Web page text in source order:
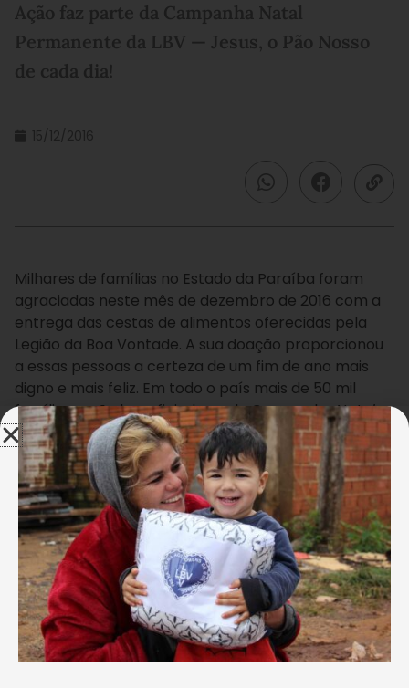
Ação faz parte da Campanha Natal
Permanente da LBV — Jesus, o Pão Nosso
de cada dia!
15/12/2016
Milhares de famílias no Estado da Paraíba foram
agraciadas neste mês de dezembro de 2016 com a
entrega das cestas de alimentos oferecidas pela
Legião da Boa Vontade. A sua doação proporcionou
a essas pessoas a certeza de um fim de ano mais
digno e mais feliz. Em todo o país mais de 50 mil
famílias serão beneficiadas pela CampanhaNatal
Permanente da LBV — Jesus, o Pão Nosso de cada
dia!.
Toda essa ação é realizada com o apoio do povo
brasileiro, pessoas que acreditam nesta causa. E o
resultado está aí: preparamos uma galeria de fotos
para apresentar a você a nossa prestação de
contas. A sua doação chegou a quem mais
precisa! Na Paraíba, as cidades de João Pessoa,
Campina Grande, Borborema, Sapé, Dona Inês e
Alagoa Grande receberam cerca de 1660 cestas de